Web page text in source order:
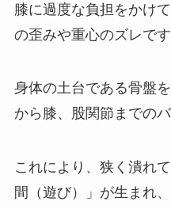
膝に過度な負担をかけ
の歪みや重心のズレです
身体の土台である骨盤
から膝、股関節までの
これにより、狭く潰れ
間（遊び）」が生まれ